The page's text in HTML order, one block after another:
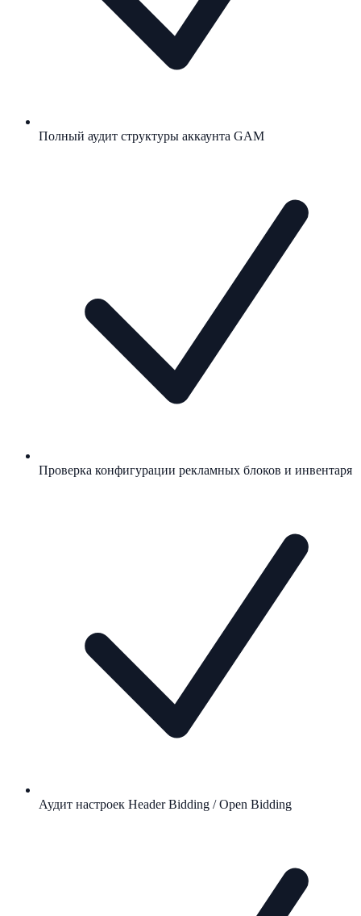
Полный аудит структуры аккаунта GAM
Проверка конфигурации рекламных блоков и инвентаря
Аудит настроек Header Bidding / Open Bidding